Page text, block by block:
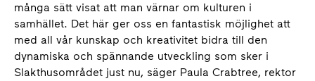
många sätt visat att man värnar om kulturen i
samhället. Det här ger oss en fantastisk möjlighet att
med all vår kunskap och kreativitet bidra till den
dynamiska och spännande utveckling som sker i
Slakthusområdet just nu, säger Paula Crabtree, rektor